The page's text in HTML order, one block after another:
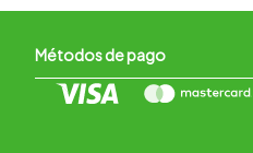
Métodos de pago